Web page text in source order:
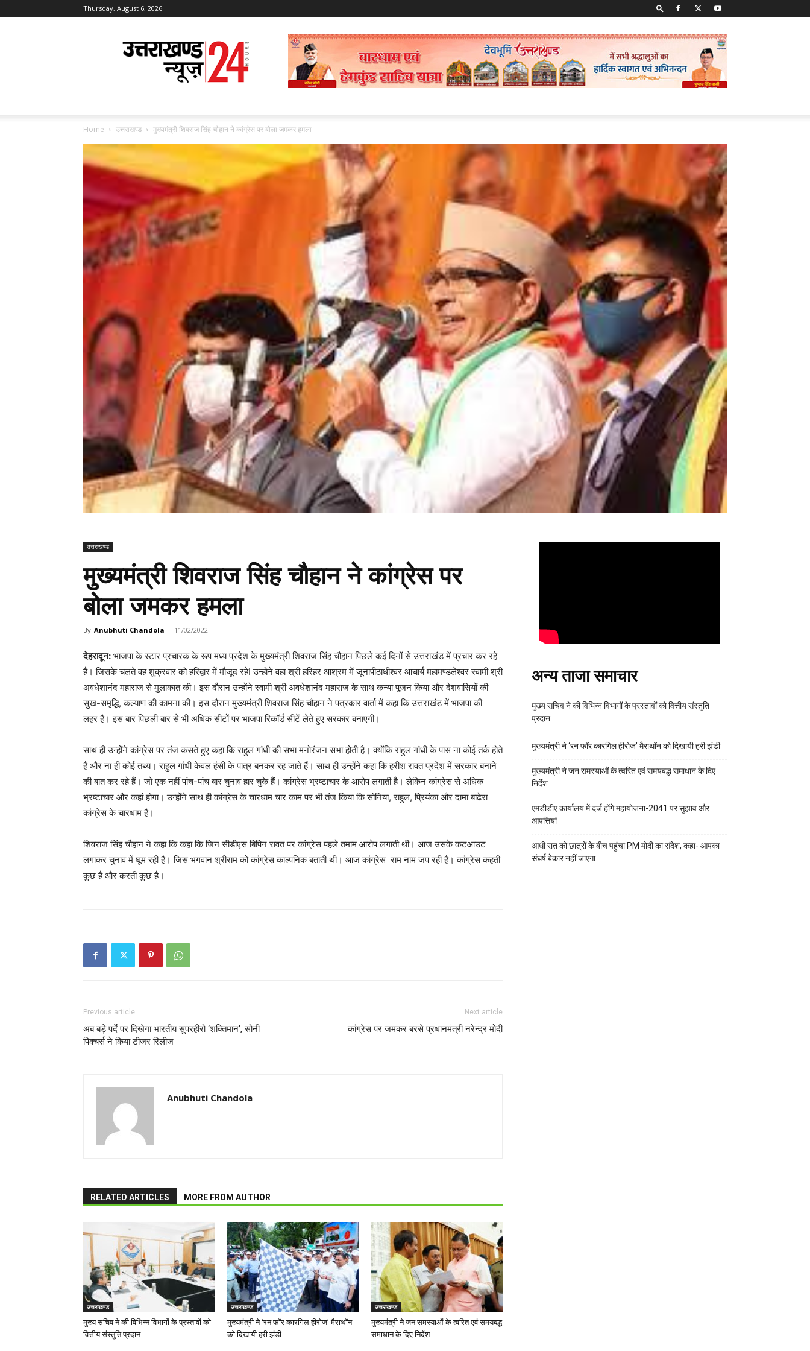
Thursday, August 6, 2026
Uttarakhand
News
24
Home उत्तराखण्ड मुख्यमंत्री शिवराज सिंह चौहान ने कांग्रेस पर बोला जमकर हमला
उत्तराखण्ड
मुख्यमंत्री शिवराज सिंह चौहान ने कांग्रेस पर
बोला जमकर हमला
By Anubhuti Chandola - 11/02/2022
देहरादून: भाजपा के स्टार प्रचारक के रूप मध्य प्रदेश के मुख्यमंत्री शिवराज सिंह चौहान पिछले कई दिनों से उत्तराखंड में प्रचार कर रहे
हैं। जिसके चलते वह शुक्रवार को हरिद्वार में मौजूद रहेI उन्होने वहा श्री हरिहर आश्रम में जूनापीठाधीश्वर आचार्य महामण्डलेश्वर स्वामी श्री
अवधेशानंद महाराज से मुलाकात की। इस दौरान उन्हाेंने स्वामी श्री अवधेशानंद महाराज के साथ कन्या पूजन किया और देशवासियों की
सुख-समृद्धि, कल्याण की कामना की। इस दौरान मुख्यमंत्री शिवराज सिंह चौहान ने पत्रकार वार्ता में कहा कि उत्तराखंड में भाजपा की
लहर है। इस बार पिछली बार से भी अधिक सीटों पर भाजपा रिकॉर्ड सीटें लेते हुए सरकार बनाएगी।
साथ ही उन्होंने कांग्रेस पर तंज कसते हुए कहा कि राहुल गांधी की सभा मनोरंजन सभा होती है। क्योंकि राहुल गांधी के पास ना कोई तर्क होते
हैं और ना ही कोई तथ्य। राहुल गांधी केवल हंसी के पात्र बनकर रह जाते हैं। साथ ही उन्होंने कहा कि हरीश रावत प्रदेश में सरकार बनाने
की बात कर रहे हैं। जो एक नहीं पांच-पांच बार चुनाव हार चुके हैं। कांग्रेस भ्रष्टाचार के आरोप लगाती है। लेकिन कांग्रेस से अधिक
भ्रष्टाचार और कहां होगा। उन्होंने साथ ही कांग्रेस के चारधाम चार काम पर भी तंज किया कि सोनिया, राहुल, प्रियंका और दामा बाढेरा
कांग्रेस के चारधाम हैं।
शिवराज सिंह चौहान ने कहा कि कहा कि जिन सीडीएस बिपिन रावत पर कांग्रेस पहले तमाम आरोप लगाती थी। आज उसके कटआउट
लगाकर चुनाव में घूम रही है। जिस भगवान श्रीराम को कांग्रेस काल्पनिक बताती थी। आज कांग्रेस राम नाम जप रही है। कांग्रेस कहती
कुछ है और करती कुछ है।
Previous article
अब बड़े पर्दे पर दिखेगा भारतीय सुपरहीरो ‘शक्तिमान’, सोनी
पिक्चर्स ने किया टीजर रिलीज
Next article
कांग्रेस पर जमकर बरसे प्रधानमंत्री नरेन्द्र मोदी
Anubhuti Chandola
RELATED ARTICLES MORE FROM AUTHOR
उत्तराखण्ड
मुख्य सचिव ने की विभिन्न विभागों के प्रस्तावों को
वित्तीय संस्तुति प्रदान
उत्तराखण्ड
मुख्यमंत्री ने ‘रन फॉर कारगिल हीरोज’ मैराथॉन
को दिखायी हरी झंडी
उत्तराखण्ड
मुख्यमंत्री ने जन समस्याओं के त्वरित एवं समयबद्ध
समाधान के दिए निर्देश
अन्य ताजा समाचार
मुख्य सचिव ने की विभिन्न विभागों के प्रस्तावों को वित्तीय संस्तुति
प्रदान
मुख्यमंत्री ने ‘रन फॉर कारगिल हीरोज’ मैराथॉन को दिखायी हरी झंडी
मुख्यमंत्री ने जन समस्याओं के त्वरित एवं समयबद्ध समाधान के दिए
निर्देश
एमडीडीए कार्यालय में दर्ज होंगे महायोजना-2041 पर सुझाव और
आपत्तियां
आधी रात को छात्रों के बीच पहुंचा PM मोदी का संदेश, कहा- आपका
संघर्ष बेकार नहीं जाएगा